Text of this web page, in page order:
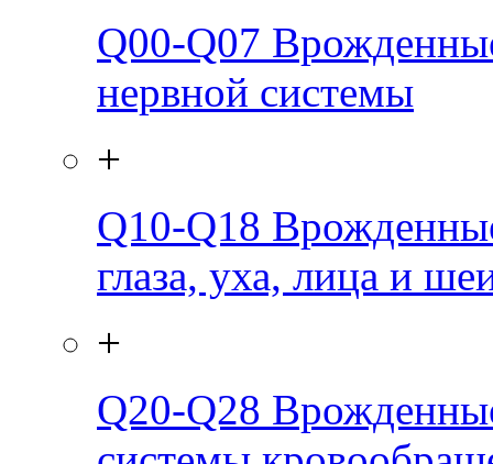
Q00-Q07
нервной системы
+
Q10-Q18
глаза, уха, лица и
+
Q20-Q28